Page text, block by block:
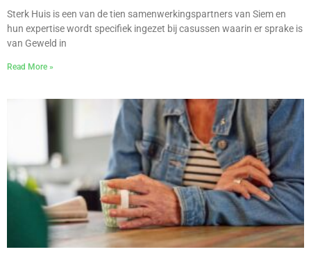
Sterk Huis is een van de tien samenwerkingspartners van Siem en
hun expertise wordt specifiek ingezet bij casussen waarin er sprake is
van Geweld in
Read More »